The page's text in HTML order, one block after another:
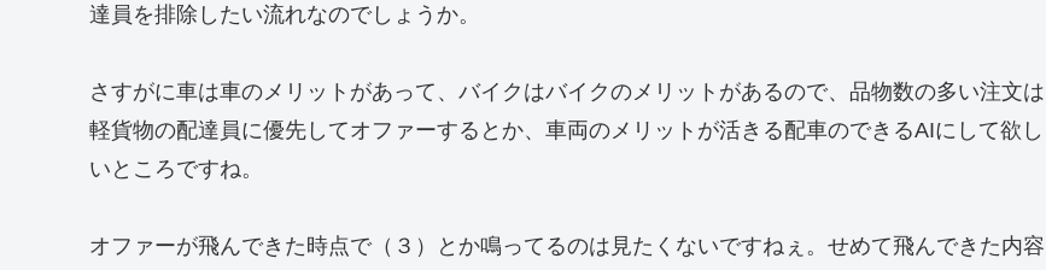
達員を排除したい流れなのでしょうか。
さすがに車は車のメリットがあって、バイクはバイクのメリットがあるので、品物数の多い注文は
軽貨物の配達員に優先してオファーするとか、車両のメリットが活きる配車のできるAIにして欲し
いところですね。
オファーが飛んできた時点で（３）とか鳴ってるのは見たくないですねぇ。せめて飛んできた内容